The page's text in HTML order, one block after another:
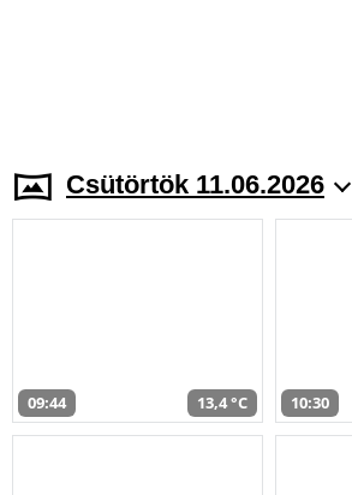
Csütörtök 11.06.2026
09:44 13,4 °C 10:30